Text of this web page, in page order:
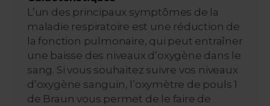
L’un des principaux symptômes de la
maladie respiratoire est une réduction de
la fonction pulmonaire, qui peut entraîner
une baisse des niveaux d’oxygène dans le
sang. Si vous souhaitez suivre vos niveaux
d’oxygène sanguin, l’oxymètre de pouls 1
de Braun vous permet de le faire de